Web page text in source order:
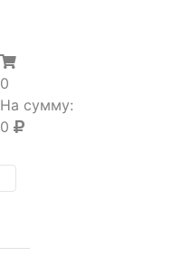
0
На сумму:
0